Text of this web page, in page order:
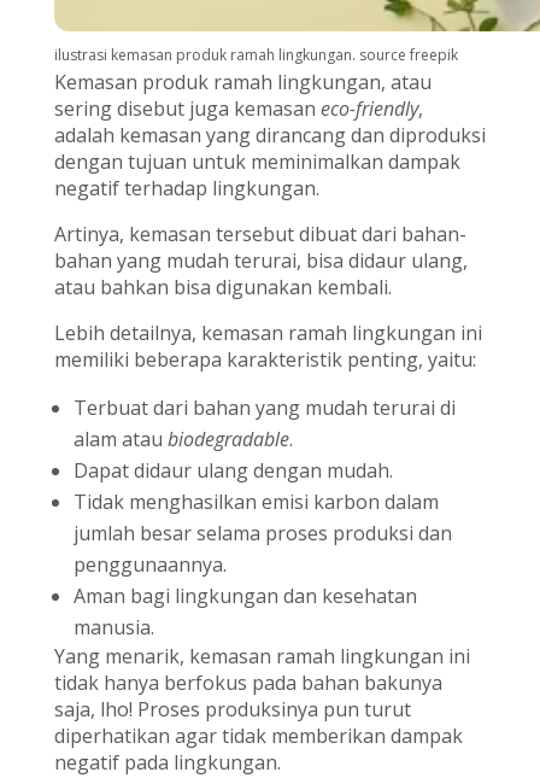
ilustrasi kemasan produk ramah lingkungan. source freepik
Kemasan produk ramah lingkungan, atau
sering disebut juga kemasan eco-friendly,
adalah kemasan yang dirancang dan diproduksi
dengan tujuan untuk meminimalkan dampak
negatif terhadap lingkungan.
Artinya, kemasan tersebut dibuat dari bahan-
bahan yang mudah terurai, bisa didaur ulang,
atau bahkan bisa digunakan kembali.
Lebih detailnya, kemasan ramah lingkungan ini
memiliki beberapa karakteristik penting, yaitu:
Terbuat dari bahan yang mudah terurai di
alam atau biodegradable.
Dapat didaur ulang dengan mudah.
Tidak menghasilkan emisi karbon dalam
jumlah besar selama proses produksi dan
penggunaannya.
Aman bagi lingkungan dan kesehatan
manusia.
Yang menarik, kemasan ramah lingkungan ini
tidak hanya berfokus pada bahan bakunya
saja, lho! Proses produksinya pun turut
diperhatikan agar tidak memberikan dampak
negatif pada lingkungan.